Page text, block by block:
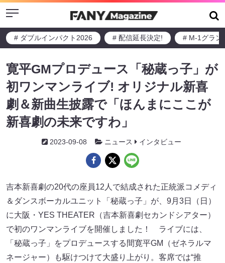
Menu
# ダブルインパクト2026 # 配信延長決定! # M-1グラン
寛平GMプロデュース「秘蔵っ子」が
初ワンマンライブ! オリジナル新喜
劇＆新曲生披露で「ほんまにここが
新喜劇の未来ですわ」
2023-09-08 ニュース インタビュー
吉本新喜劇の20代の座員12人で結成された正統派コメディ
＆ダンスボーカルユニット「秘蔵っ子」が、9月3日（日）
に大阪・YES THEATER（吉本新喜劇セカンドシアター）
で初のワンマンライブを開催しました！ ライブには、
「秘蔵っ子」をプロデュースする間寛平GM（ゼネラルマ
ネージャー）も駆けつけて大盛り上がり。客席では“推